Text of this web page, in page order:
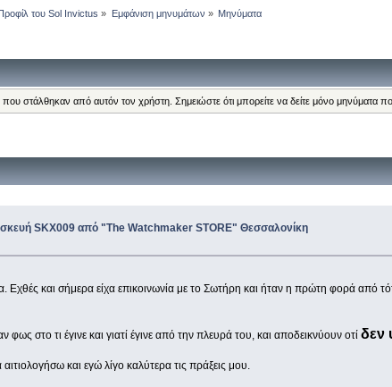
του Sol Invictus » Εμφάνιση μηνυμάτων » Μηνύματα
που στάλθηκαν από αυτόν τον χρήστη. Σημειώστε ότι μπορείτε να δείτε μόνο
SKX009 από "The Watchmaker STORE" Θεσσαλονίκη
Εχθές και σήμερα είχα επικοινωνία με το Σωτήρη και ήταν η πρώτη φορά από
στο τι έγινε και γιατί έγινε από την πλευρά του, και αποδεικνύουν οτί δεν
και εγώ λίγο καλύτερα τις πράξεις μου.